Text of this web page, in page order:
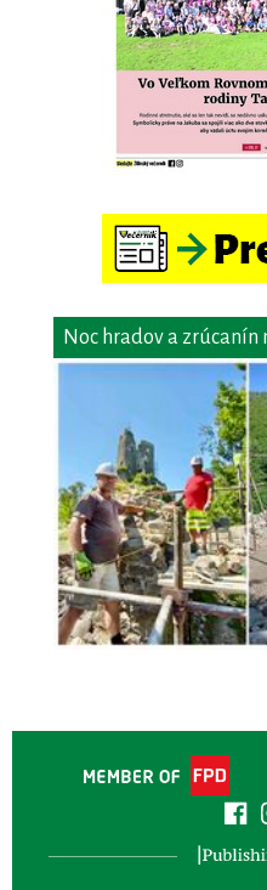
Noc hradov a zrúcanín